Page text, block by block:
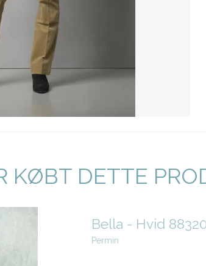
KØBT DETTE
Bella - Hvid
Permin